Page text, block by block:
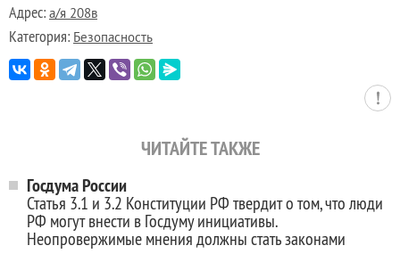
Адрес: а/я 208в
Категория: Безопасность
ЧИТАЙТЕ ТАКЖЕ
Госдума России
Статья 3.1 и 3.2 Конституции РФ твердит о том, что люди
РФ могут внести в Госдуму инициативы.
Неопровержимые мнения должны стать законами